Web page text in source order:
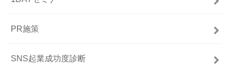
PR施策
SNS起業成功度診断